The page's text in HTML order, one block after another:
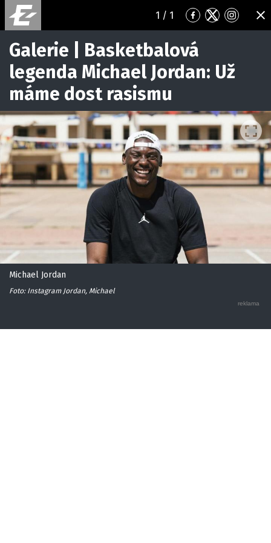
1 / 1
Přejít
na
Facebook
Přejít
na
Přejít
na
Galerie | Basketbalová
legenda Michael Jordan: Už
máme dost rasismu
Michael Jordan
Foto: Instagram Jordan, Michael